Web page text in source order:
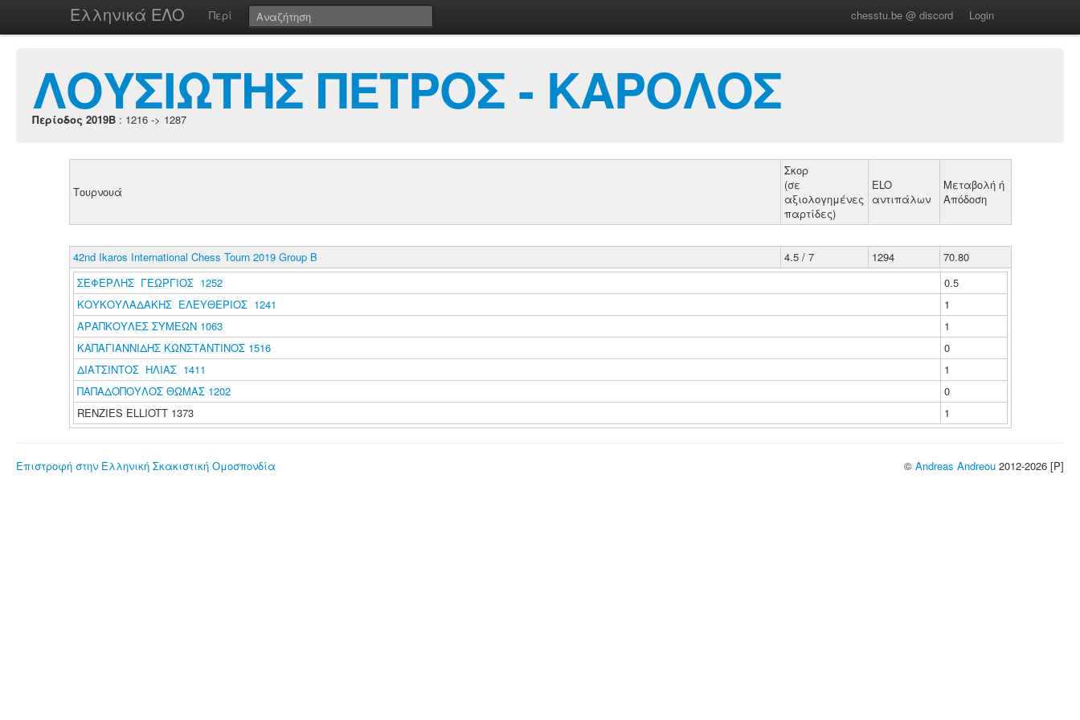
Ελληνικά ΕΛΟ Περί chesstu.be @ discord Login
ΛΟΥΣΙΩΤΗΣ ΠΕΤΡΟΣ - ΚΑΡΟΛΟΣ
Περίοδος 2019B : 1216 -> 1287
Τουρνουά
Σκορ
(σε
αξιολογημένες
παρτίδες)
ELO
αντιπάλων
Μεταβολή ή
Απόδοση
42nd Ikaros International Chess Tourn 2019 Group B 4.5 / 7 1294
70.80
ΣΕΦΕΡΛΗΣ ΓΕΩΡΓΙΟΣ 1252
0.5
ΚΟΥΚΟΥΛΑΔΑΚΗΣ ΕΛΕΥΘΕΡΙΟΣ 1241
1
ΑΡΑΠΚΟΥΛΕΣ ΣΥΜΕΩΝ 1063
1
ΚΑΠΑΓΙΑΝΝΙΔΗΣ ΚΩΝΣΤΑΝΤΙΝΟΣ 1516
0
ΔΙΑΤΣΙΝΤΟΣ ΗΛΙΑΣ 1411
1
ΠΑΠΑΔΟΠΟΥΛΟΣ ΘΩΜΑΣ 1202
0
RENZIES ELLIOTT 1373
1
Επιστροφή στην Ελληνική Σκακιστική Ομοσπονδία © Andreas Andreou 2012-2026 [P]